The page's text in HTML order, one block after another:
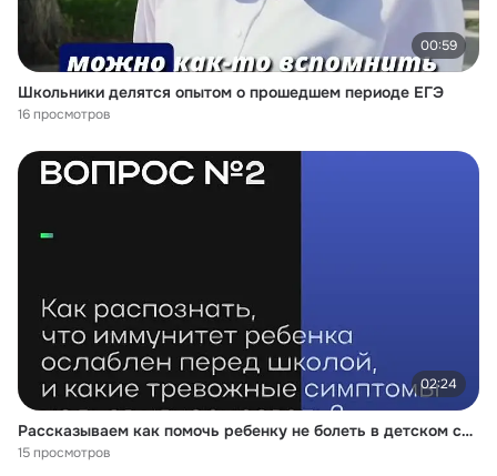
00:59
Школьники делятся опытом о прошедшем периоде ЕГЭ
16 просмотров
02:24
Рассказываем как помочь ребенку не болеть в детском саду или школе
15 просмотров